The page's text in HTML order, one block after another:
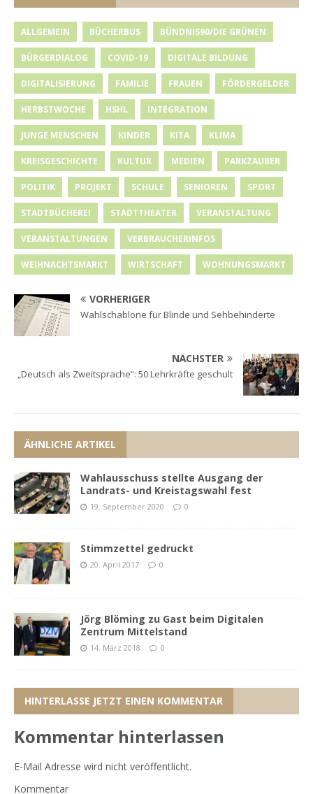
ALLGEMEIN BÜCHERBUS BÜNDNIS90/DIE GRÜNEN
BÜRGERDIALOG COVID-19 DIGITALE BILDUNG
DIGITALISIERUNG FAMILIE FRAUEN FÖRDERGELDER
HERBSTWOCHE HSHL INTEGRATION
JUNGE MENSCHEN KINDER KITA KLIMA
KREISGESCHICHTE KULTUR MEDIEN PARKZAUBER
POLITIK PROJEKT SCHULE SENIOREN SPORT
STADTBÜCHEREI STADTTHEATER VERANSTALTUNG
VERANSTALTUNGEN VERBRAUCHERINFOS
WEIHNACHTSMARKT WIRTSCHAFT WOHNUNGSMARKT
VORHERIGER
Wahlschablone für Blinde und Sehbehinderte
NÄCHSTER
„Deutsch als Zweitsprache“: 50 Lehrkräfte geschult
ÄHNLICHE ARTIKEL
Wahlausschuss stellte Ausgang der
Landrats- und Kreistagswahl fest
19. September 2020 0
Stimmzettel gedruckt
20. April 2017 0
Jörg Blöming zu Gast beim Digitalen
Zentrum Mittelstand
14. März 2018 0
HINTERLASSE JETZT EINEN KOMMENTAR
Kommentar hinterlassen
E-Mail Adresse wird nicht veröffentlicht.
Kommentar